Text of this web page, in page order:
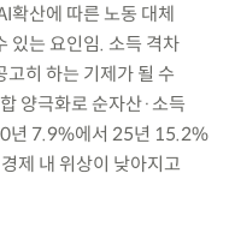
확산에 따른 노동 대체
있는 요인임. 소득 격차
히 하는 기제가 될 수
양극화로 순자산·소득
년 7.9%에서 25년 15.2%
제 내 위상이 낮아지고